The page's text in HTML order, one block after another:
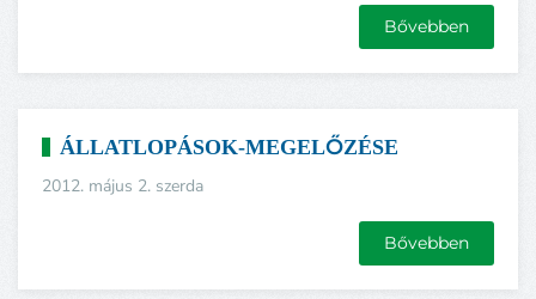
Bővebben
ÁLLATLOPÁSOK-MEGELŐZÉSE
2012. május 2. szerda
Bővebben